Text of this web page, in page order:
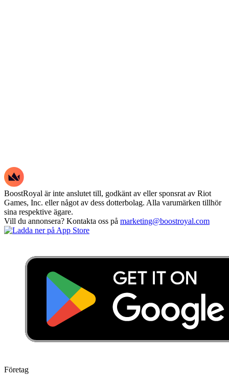
BoostRoyal är inte anslutet till, godkänt av eller sponsrat av Riot
Games, Inc. eller något av dess dotterbolag. Alla varumärken tillhör
sina respektive ägare.
Vill du annonsera? Kontakta oss på marketing@boostroyal.com
Företag